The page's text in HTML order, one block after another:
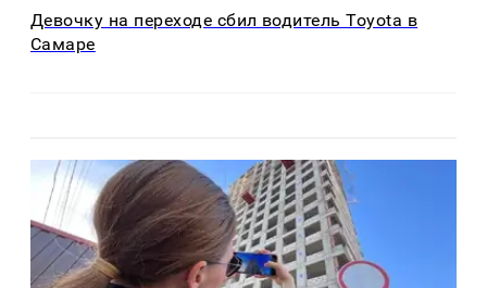
Девочку на переходе сбил водитель Toyota в
Самаре